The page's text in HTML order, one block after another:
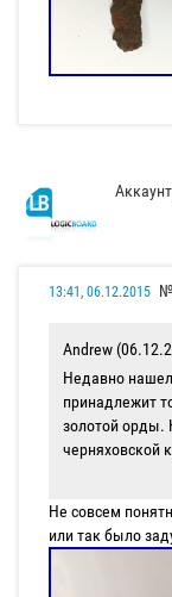
13:41, 06.12.2015
Andrew
Недавно
принадлежит
золотой орды.
черняховской
Не совсем
или так было